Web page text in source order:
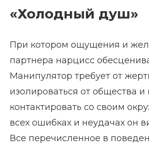
«Холодный душ»
При котором ощущения и
партнера нарцисс
Манипулятор требует от
изолироваться от общества и
контактировать со своим
всех ошибках и неудачах он
Все перечисленное в